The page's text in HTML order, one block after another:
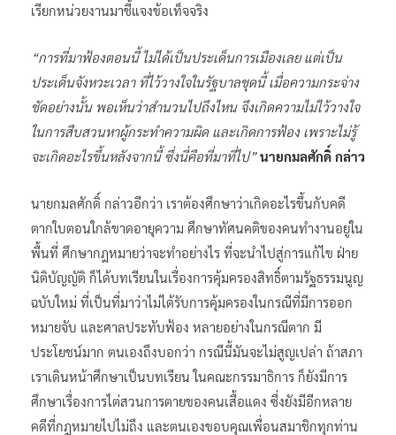
เรียกหน่วยงานมาชี้แจงข้อเท็จจริง
“การที่มาฟ้องตอนนี้ ไม่ได้เป็นประเด็นการเมืองเลย แต่เป็น
ประเด็นจังหวะเวลา ที่ไว้วางใจในรัฐบาลชุดนี้ เมื่อความกระจ่าง
ชัดอย่างนั้น พอเห็นว่าสำนวนไปถึงไหน จึงเกิดความไม่ไว้วางใจ
ในการสืบสวนหาผู้กระทำความผิด และเกิดการฟ้อง เพราะไม่รู้
จะเกิดอะไรขึ้นหลังจากนี้ ซึ่งนี่คือที่มาที่ไป”นายกมลศักดิ์ กล่าว
นายกมลศักดิ์ กล่าวอีกว่า เราต้องศึกษาว่าเกิดอะไรขึ้นกับคดี
ตากใบตอนใกล้ขาดอายุความ ศึกษาทัศนคติของคนทำงานอยู่ใน
พื้นที่ ศึกษากฎหมายว่าจะทำอย่างไร ที่จะนำไปสู่การแก้ไข ฝ่าย
นิติบัญญัติ ก็ได้บทเรียนในเรื่องการคุ้มครองสิทธิ์ตามรัฐธรรมนูญ
ฉบับใหม่ ที่เป็นที่มาว่าไม่ได้รับการคุ้มครองในกรณีที่มีการออก
หมายจับ และศาลประทับฟ้อง หลายอย่างในกรณีตาก มี
ประโยชน์มาก ตนเองถึงบอกว่า กรณีนี้มันจะไม่สูญเปล่า ถ้าสภา
เราเดินหน้าศึกษาเป็นบทเรียน ในคณะกรรมาธิการ ก็ยังมีการ
ศึกษาเรื่องการไต่สวนการตายของคนเสื้อแดง ซึ่งยังมีอีกหลาย
คดีที่กฎหมายไปไม่ถึง และตนเองขอบคุณเพื่อนสมาชิกทุกท่าน